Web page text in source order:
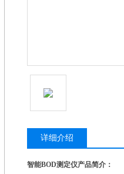
详细介绍
智能BOD测定仪产品简介：